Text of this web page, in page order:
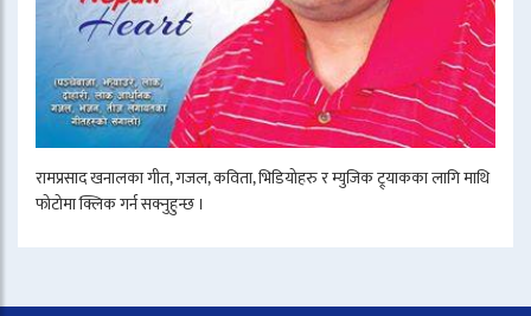
रामप्रसाद खनालका गीत, गजल, कविता, भिडियोहरु र म्युजिक ट्र्याकका लागि माथि
फोटोमा क्लिक गर्न सक्नुहुन्छ ।